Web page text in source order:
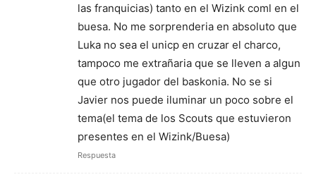
las franquicias) tanto en el Wizink coml en el
buesa. No me sorprenderia en absoluto que
Luka no sea el unicp en cruzar el charco,
tampoco me extrañaria que se lleven a algun
que otro jugador del baskonia. No se si
Javier nos puede iluminar un poco sobre el
tema(el tema de los Scouts que estuvieron
presentes en el Wizink/Buesa)
Respuesta